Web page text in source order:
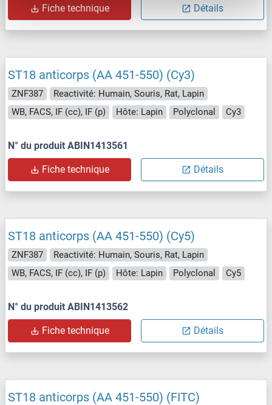
Fiche technique Détails
ST18 anticorps (AA 451-550) (Cy3)
ZNF387
Reactivité: Humain, Souris, Rat, Lapin
WB, FACS, IF (cc), IF (p)
Hôte: Lapin Polyclonal Cy3
N° du produit ABIN1413561
Fiche technique Détails
ST18 anticorps (AA 451-550) (Cy5)
ZNF387
Reactivité: Humain, Souris, Rat, Lapin
WB, FACS, IF (cc), IF (p)
Hôte: Lapin Polyclonal Cy5
N° du produit ABIN1413562
Fiche technique Détails
ST18 anticorps (AA 451-550) (FITC)